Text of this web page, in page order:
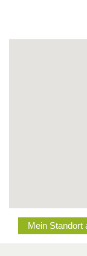
Mein Standort